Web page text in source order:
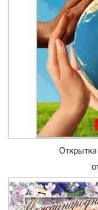
Открытка